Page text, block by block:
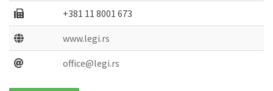
+381 11 8001 673
www.legi.rs
office@legi.rs